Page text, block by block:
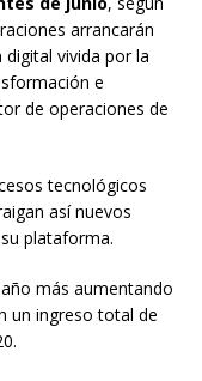
arrancarán
vivida por la
e
de operaciones de
tecnológicos
así nuevos
plataforma.
más aumentando
un ingreso total de